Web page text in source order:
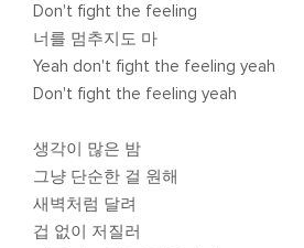
Don't fight the feeling
너를 멈추지도 마
Yeah don't fight the feeling yeah
Don't fight the feeling yeah
생각이 많은 밤
그냥 단순한 걸 원해
새벽처럼 달려
겁 없이 저질러